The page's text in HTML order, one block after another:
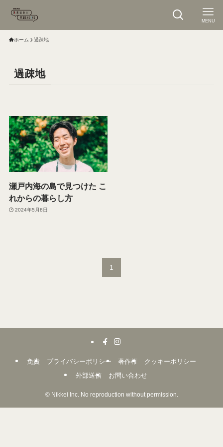
MENU
ホーム 過疎地
過疎地
瀬戸内海の島で見つけた こ
れからの暮らし方
2024年5月8日
1
免責 プライバシーポリシー 著作権
クッキーポリシー
外部送信
お問い合わせ
©Nikkei Inc. No reproduction without permission.